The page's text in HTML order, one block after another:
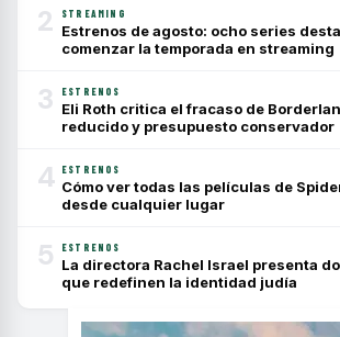
2 STREAMING
Estrenos de agosto: ocho series
comenzar la temporada en streaming
3 ESTRENOS
Eli Roth critica el fracaso de
reducido y presupuesto conservador
4 ESTRENOS
Cómo ver todas las películas de
desde cualquier lugar
5 ESTRENOS
La directora Rachel Israel presenta
que redefinen la identidad judía